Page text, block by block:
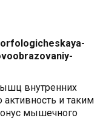
внутренних
активность и таким
мышечного